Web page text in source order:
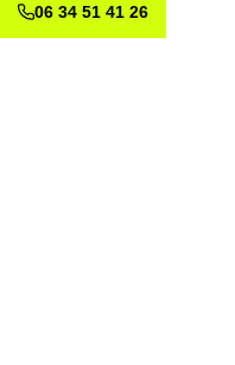
06 34 51 41 26